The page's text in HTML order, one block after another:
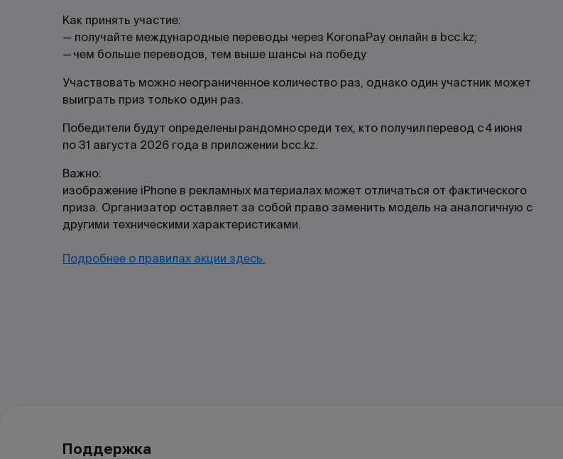
Как принять участие:
— получайте международные переводы через KoronaPay онлайн в bcc.kz;
— чем больше переводов, тем выше шансы на победу
Участвовать можно неограниченное количество раз, однако один участник может
выиграть приз только один раз.
Победители будут определены рандомно среди тех, кто получил перевод с 4 июня
по 31 августа 2026 года в приложении bcc.kz.
Важно:
изображение iPhone в рекламных материалах может отличаться от фактического
приза. Организатор оставляет за собой право заменить модель на аналогичную с
другими техническими характеристиками.
Подробнее о правилах акции здесь.
Поддержка